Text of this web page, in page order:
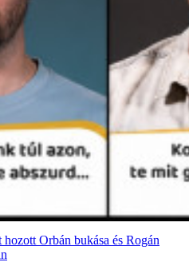
Orbán bukása és Rogán